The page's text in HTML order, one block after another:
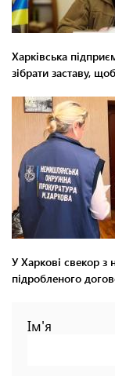
Харківська
зібрати заставу,
У Харкові свекор з
підробленого
Ім'я